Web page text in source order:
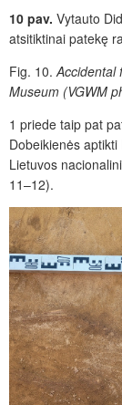
10 pav. Vytauto
atsitiktinai patekę
Fig. 10.Accidental
Museum (VGWM
1 priede taip pat
Dobeikienės
Lietuvos
11–12).